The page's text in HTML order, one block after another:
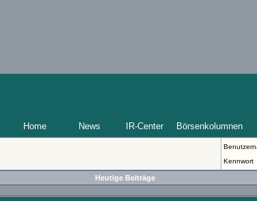
Home News IR-Center Börsenkolumnen
Kennwort
Heutige Beiträge